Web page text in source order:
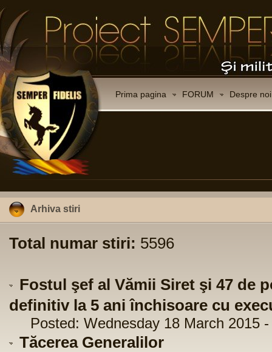
Prima pagina FORUM Despre noi
Arhiva stiri
Total numar stiri: 5596
Fostul şef al Vămii Siret şi 47 de
definitiv la 5 ani închisoare cu
Posted: Wednesday 18 March 2015 -
Tăcerea Generalilor